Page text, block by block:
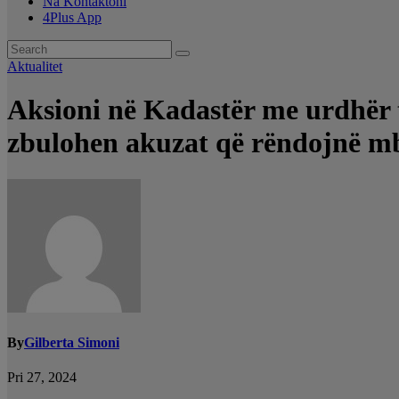
4Plus App
Aktualitet
Aksioni në Kadastër me
zbulohen akuzat që rëndojnë
ByGilberta Simoni
Pri 27, 2024